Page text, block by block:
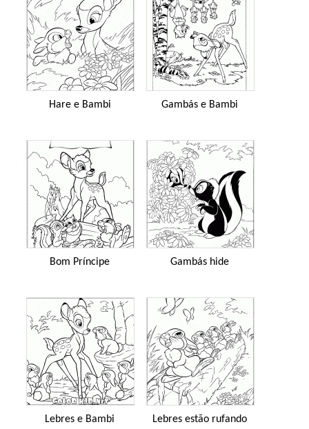
Hare e Bambi Gambás e Bambi
Bom Príncipe Gambás hide
Lebres e Bambi Lebres estão rufando